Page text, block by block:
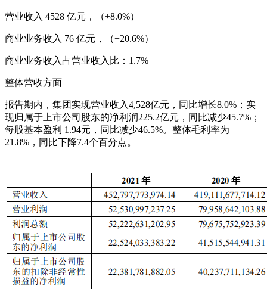
营业收入 4528 亿元，（+8.0%）
商业业务收入 76 亿元，（+20.6%）
商业业务收入占营业收入比：1.7%
整体营收方面
报告期内，集团实现营业收入4,528亿元，同比增长8.0%；实
现归属于上市公司股东的净利润225.2亿元，同比减少45.7%；
每股基本盈利 1.94元，同比减少46.5%。整体毛利率为
21.8%，同比下降7.4个百分点。